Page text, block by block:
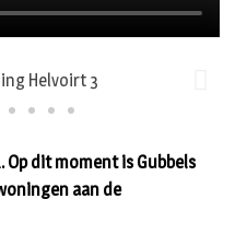
Op dit moment is Gubbels
aan de